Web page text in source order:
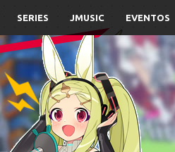
SERIES JMUSIC EVENTOS